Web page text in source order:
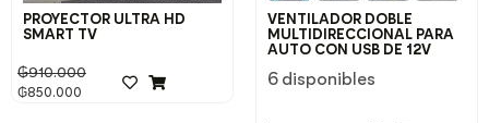
PROYECTOR ULTRA HD
SMART TV
₲910.000
₲850.000
VENTILADOR DOBLE
MULTIDIRECCIONAL PARA
AUTO CON USB DE 12V
6 disponibles